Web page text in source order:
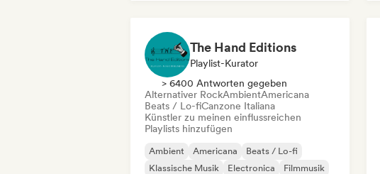
The Hand Editions
Playlist-Kurator
> 6400 Antworten gegeben
Alternativer RockAmbientAmericana
Beats / Lo-fiCanzone Italiana
Künstler zu meinen einflussreichen
Playlists hinzufügen
Ambient Americana
Beats / Lo-fi
Klassische Musik
Electronica
Filmmusik